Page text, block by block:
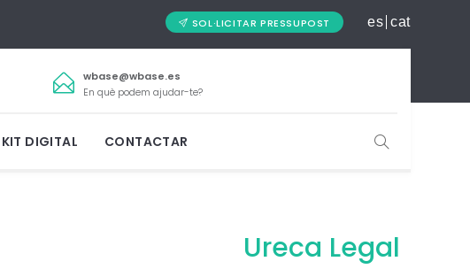
SOL·LICITAR PRESSUPOST es cat
wbase@wbase.es
En què podem ajudar-te?
KIT DIGITAL CONTACTAR
Ureca Legal